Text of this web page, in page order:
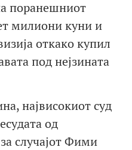
поранешниот
милиони куни и
откако купил
под нејзината
највисокиот суд
од
случајот Фими